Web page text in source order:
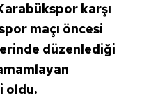
karşı
maçı öncesi
düzenlediği
oldu.